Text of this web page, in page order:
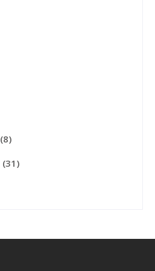
(8)
(31)